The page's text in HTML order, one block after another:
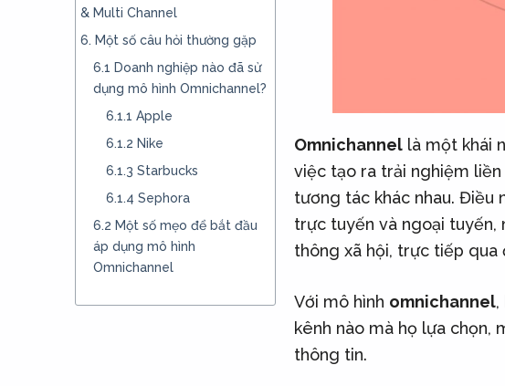
& Multi Channel
6. Một số câu hỏi thường gặp
6.1 Doanh nghiệp nào đã sử
dụng mô hình Omnichannel?
6.1.1 Apple
6.1.2 Nike
6.1.3 Starbucks
6.1.4 Sephora
6.2 Một số mẹo để bắt đầu
áp dụng mô hình
Omnichannel
Omnichannel là một khái
việc tạo ra trải nghiệm liền
tương tác khác nhau. Điều
trực tuyến và ngoại tuyến,
thông xã hội, trực tiếp qua
Với mô hình omnichannel,
kênh nào mà họ lựa chọn,
thông tin.